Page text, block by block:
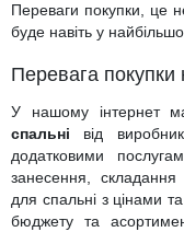
Переваги покупки, це
буде навіть у
Перевага
У нашому інтернет
спальні від
додатковими
занесення,
для спальні з цінами
бюджету та